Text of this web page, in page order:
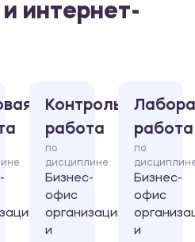
интернет-
Контрольная
работа
по
дисциплине
Бизнес-
офис
организации
и
работа
по
Бизнес-
офис
и